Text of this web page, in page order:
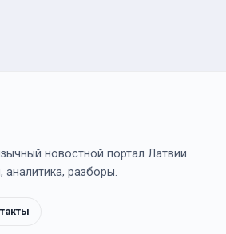
новостной портал Латвии.
аналитика, разборы.